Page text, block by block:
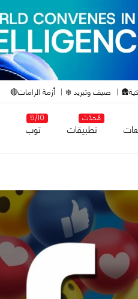
صيف وتبريد ❄️ أزمة الرامات🔴
مُحدّث
تطبيقات
5/10
توب